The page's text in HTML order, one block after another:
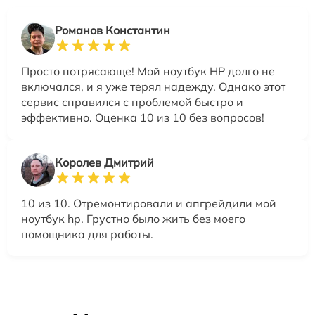
Романов Константин
Просто потрясающе! Мой ноутбук HP долго не
включался, и я уже терял надежду. Однако этот
сервис справился с проблемой быстро и
эффективно. Оценка 10 из 10 без вопросов!
Королев Дмитрий
10 из 10. Отремонтировали и апгрейдили мой
ноутбук hp. Грустно было жить без моего
помощника для работы.